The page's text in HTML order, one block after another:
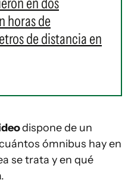
horas de
de distancia en
dispone de un
ómnibus hay en
se trata y en qué